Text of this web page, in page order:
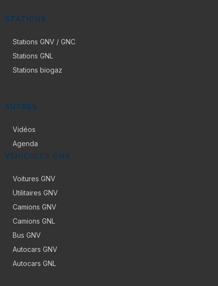
STATIONS
Stations GNV / GNC
Stations GNL
Stations biogaz
AUTRES
Vidéos
Agenda
VÉHICULES GNV
Voitures GNV
Utilitaires GNV
Camions GNV
Camions GNL
Bus GNV
Autocars GNV
Autocars GNL